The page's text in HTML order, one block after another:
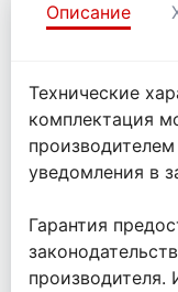
Описание
Технические
комплектация
уведомления в
Гарантия
производителя.